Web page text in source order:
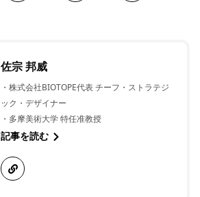
佐宗 邦威
・株式会社BIOTOPE代表 チーフ・ストラテジ
ック・デザイナー
・多摩美術大学 特任准教授
記事を読む